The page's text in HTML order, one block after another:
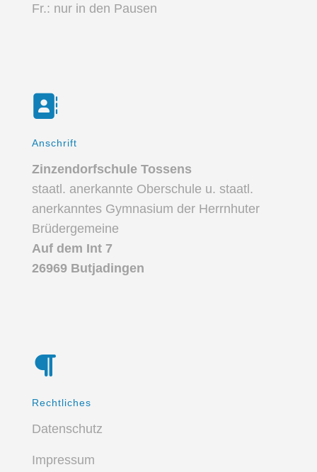
Fr.: nur in den Pausen
Anschrift
Zinzendorfschule Tossens
staatl. anerkannte Oberschule u. staatl.
anerkanntes Gymnasium der Herrnhuter
Brüdergemeine
Auf dem Int 7
26969 Butjadingen
Rechtliches
Datenschutz
Impressum